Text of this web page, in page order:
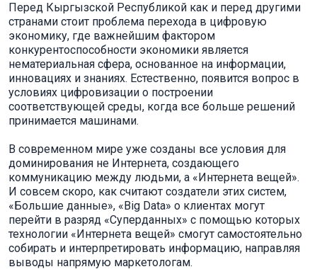
Перед Кыргызской Республикой как и перед другими
странами стоит проблема перехода в цифровую
экономику, где важнейшим фактором
конкурентоспособности экономики является
нематериальная сфера, основанное на информации,
инновациях и знаниях. Естественно, появится вопрос в
условиях цифровизации о построении
соответствующей среды, когда все больше решений
принимается машинами.
В современном мире уже созданы все условия для
доминирования не Интернета, создающего
коммуникацию между людьми, а «Интернета вещей».
И совсем скоро, как считают создатели этих систем,
«Большие данные», «Big Data» о клиентах могут
перейти в разряд «Суперданных» с помощью которых
технологии «Интернета вещей» смогут самостоятельно
собирать и интерпретировать информацию, направляя
выводы напрямую маркетологам.